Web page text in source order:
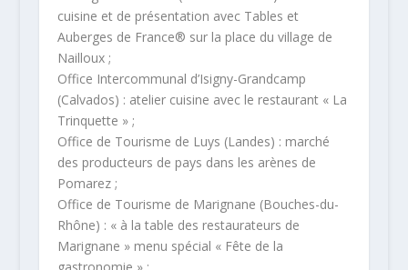
cuisine et de présentation avec Tables et
Auberges de France® sur la place du village de
Nailloux ;
Office Intercommunal d’Isigny-Grandcamp
(Calvados) : atelier cuisine avec le restaurant « La
Trinquette » ;
Office de Tourisme de Luys (Landes) : marché
des producteurs de pays dans les arènes de
Pomarez ;
Office de Tourisme de Marignane (Bouches-du-
Rhône) : « à la table des restaurateurs de
Marignane » menu spécial « Fête de la